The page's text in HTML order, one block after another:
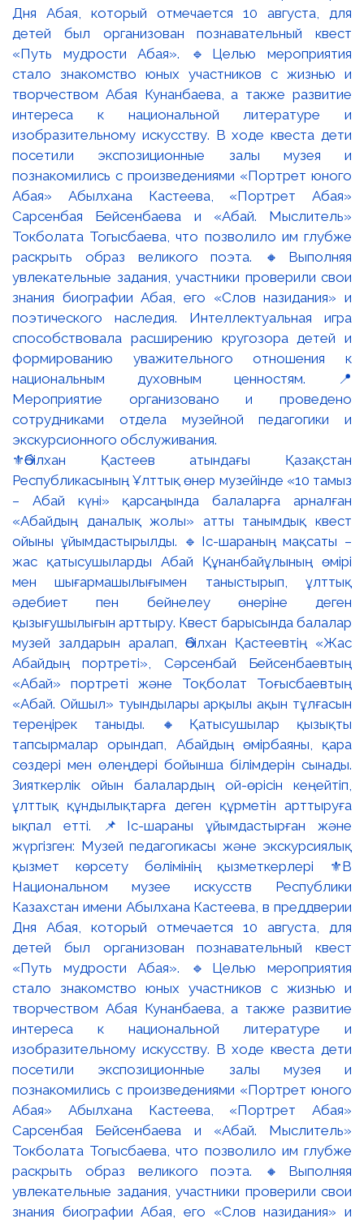
⚜️Әбілхан Қастеев атындағы Қазақстан
Республикасының Ұлттық өнер музейінде «10 тамыз
– Абай күні» қарсаңында балаларға арналған
«Абайдың даналық жолы» атты танымдық квест
ойыны ұйымдастырылды. 🔹Іс-шараның мақсаты –
жас қатысушыларды Абай Құнанбайұлының өмірі
мен шығармашылығымен таныстырып, ұлттық
әдебиет пен бейнелеу өнеріне деген
қызығушылығын арттыру. Квест барысында балалар
музей залдарын аралап, Әбілхан Қастеевтің «Жас
Абайдың портреті», Сәрсенбай Бейсенбаевтың
«Абай» портреті және Тоқболат Тоғысбаевтың
«Абай. Ойшыл» туындылары арқылы ақын тұлғасын
тереңірек таныды. 🔸Қатысушылар қызықты
тапсырмалар орындап, Абайдың өмірбаяны, қара
сөздері мен өлеңдері бойынша білімдерін сынады.
Зияткерлік ойын балалардың ой-өрісін кеңейтіп,
ұлттық құндылықтарға деген құрметін арттыруға
ықпал етті. 📌Іс-шараны ұйымдастырған және
жүргізген: Музей педагогикасы және экскурсиялық
қызмет көрсету бөлімінің қызметкерлері ⚜️В
Национальном музее искусств Республики
Казахстан имени Абылхана Кастеева, в преддверии
Дня Абая, который отмечается 10 августа, для
детей был организован познавательный квест
«Путь мудрости Абая». 🔹Целью мероприятия
стало знакомство юных участников с жизнью и
творчеством Абая Кунанбаева, а также развитие
интереса к национальной литературе и
изобразительному искусству. В ходе квеста дети
посетили экспозиционные залы музея и
познакомились с произведениями «Портрет юного
Абая» Абылхана Кастеева, «Портрет Абая»
Сарсенбая Бейсенбаева и «Абай. Мыслитель»
Токболата Тогысбаева, что позволило им глубже
раскрыть образ великого поэта. 🔸Выполняя
увлекательные задания, участники проверили свои
знания биографии Абая, его «Слов назидания» и